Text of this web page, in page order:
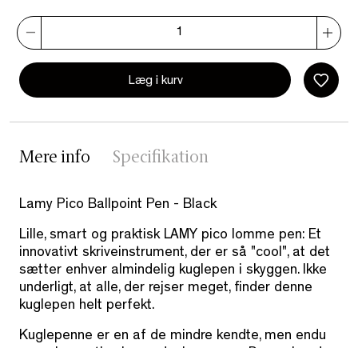
Læg i kurv
Mere info Specifikation
Lamy Pico Ballpoint Pen - Black
Lille, smart og praktisk LAMY pico lomme pen: Et
innovativt skriveinstrument, der er så "cool", at det
sætter enhver almindelig kuglepen i skyggen. Ikke
underligt, at alle, der rejser meget, finder denne
kuglepen helt perfekt.
Kuglepenne er en af de mindre kendte, men endu